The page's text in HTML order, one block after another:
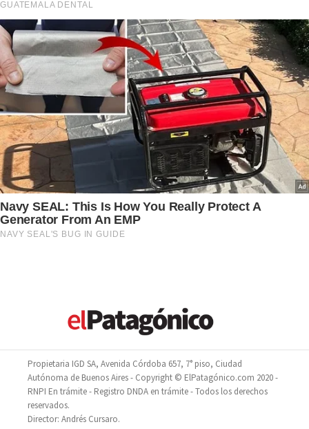
Propietaria IGD SA, Avenida Córdoba 657, 7° piso, Ciudad
Autónoma de Buenos Aires - Copyright © ElPatagónico.com 2020 -
RNPI En trámite - Registro DNDA en trámite - Todos los derechos
reservados.
Director: Andrés Cursaro.